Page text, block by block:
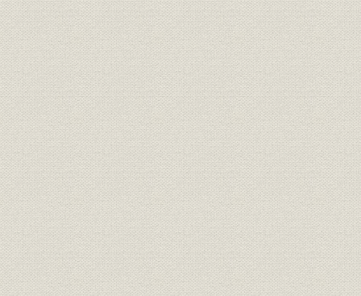
技術
焦土からの出発と高度成長の軌
跡 1946●昭和21年→昭和46年
●1971
昭和36年
(1971年)
技術
「モートルの明電」から「パワ
ートロニクスの明電」へ 1972●
昭和47年→平成元年●1989
昭和46年
(1972年)